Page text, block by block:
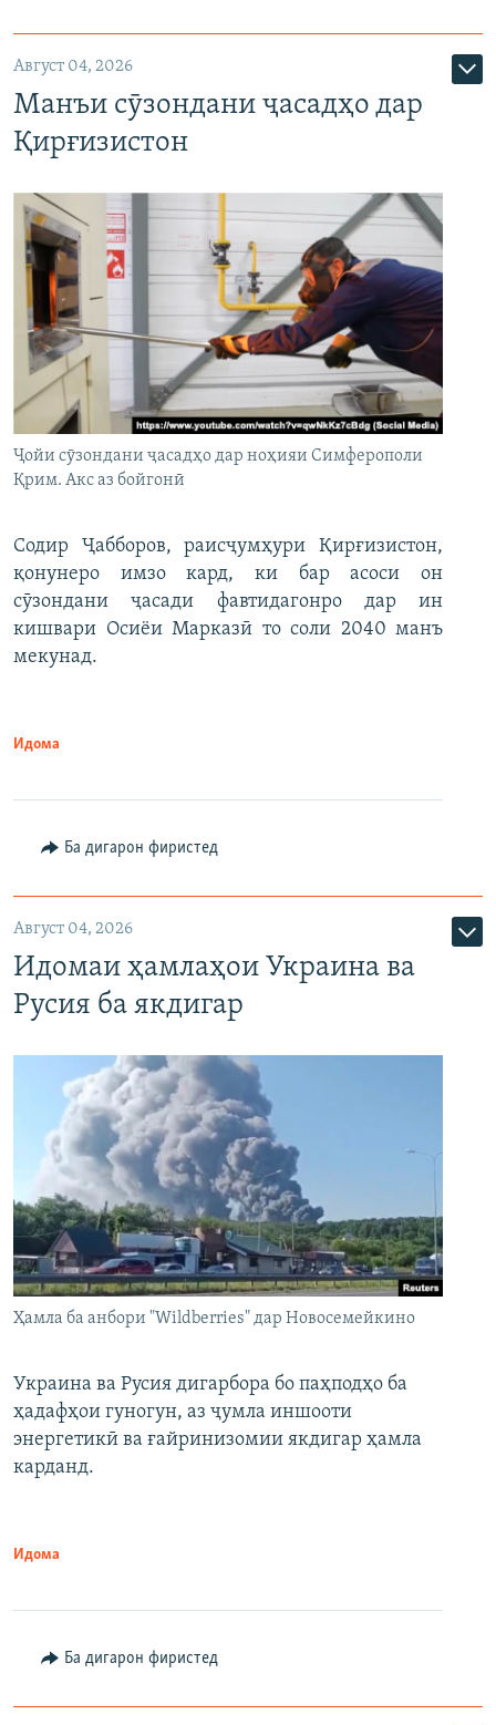
Август 04, 2026
Манъи сӯзондани ҷасадҳо дар
Қирғизистон
Ҷойи сӯзондани ҷасадҳо дар ноҳияи Симферополи
Қрим. Акс аз бойгонӣ
Содир Ҷабборов, раисҷумҳури Қирғизистон,
қонунеро имзо кард, ки бар асоси он
сӯзондани ҷасади фавтидагонро дар ин
кишвари Осиёи Марказӣ то соли 2040 манъ
мекунад.
Идома
Ба дигарон фиристед
Август 04, 2026
Идомаи ҳамлаҳои Украина ва
Русия ба якдигар
Ҳамла ба анбори "Wildberries" дар Новосемейкино
Украина ва Русия дигарбора бо паҳподҳо ба
ҳадафҳои гуногун, аз ҷумла иншооти
энергетикӣ ва ғайринизомии якдигар ҳамла
карданд.
Идома
Ба дигарон фиристед